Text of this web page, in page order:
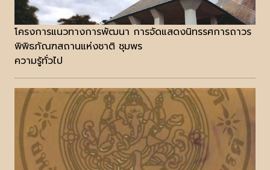
โครงการแนวทางการพัฒนา การจัดแสดงนิทรรศการถาวร
พิพิธภัณฑสถานแห่งชาติ ชุมพร
ความรู้ทั่วไป